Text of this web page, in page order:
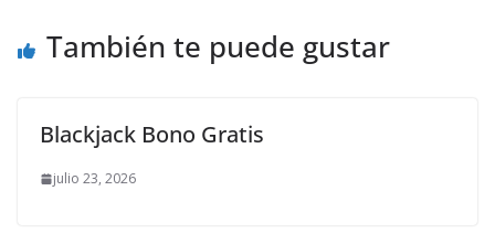
También te puede gustar
Blackjack Bono Gratis
julio 23, 2026